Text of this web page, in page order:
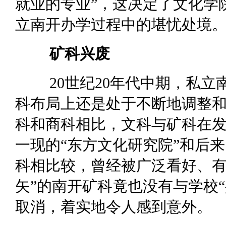
就业的专业”，这决定了文化
立南开办学过程中的堪忧处境
矿科兴废
20世纪20年代中期，私立
科布局上还是处于不断地调整
科和商科相比，文科与矿科在
一现的“东方文化研究院”和后
科相比较，曾经被广泛看好、
矢”的南开矿科竟也没有与学校
取消，着实地令人感到意外。